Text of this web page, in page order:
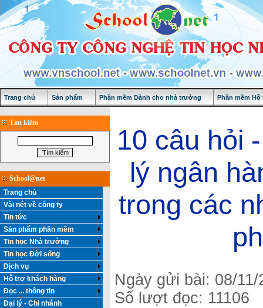
Trang chủ Sản phẩm Phần mềm Dành cho nhà trường Phần mềm
Tìm kiếm
School@net
Trang chủ
Vài nét về công ty
Tin tức
Sản phẩm phần mềm
Tin học Nhà trường
Tin học Đời sống
Dịch vụ
Hỗ trợ khách hàng
Đọc ... thông tin
Đại lý - Chi nhánh
10 câu hỏi
lý ngân
trong các
Ngày gửi bài: 08/11/
Số lượt đọc: 11106